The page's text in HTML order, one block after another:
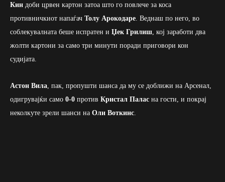
Кин доби црвен картон затоа што го повлече за коса
противничкиот напаѓач Толу Арокодаре . Веднаш по него, во
соблекувалната беше испратен и Џек Грилиш , кој заработи два
жолти картони за само три минути поради приговори кон
судијата.
Астон Вила , пак, пропушти шанса да му се доближи на Арсенал,
одигрувајќи само 0-0 против Кристал Палас на гости, и покрај
неколкуте зрели шанси на Оли Воткинс